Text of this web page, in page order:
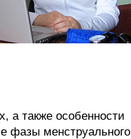
а также особенности
фазы менструального